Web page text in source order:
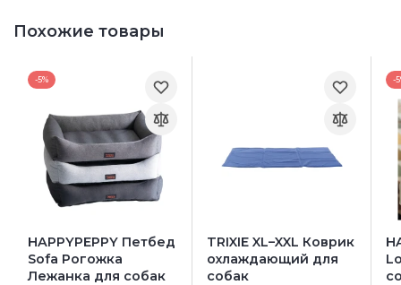
Похожие товары
-5%
HAPPYPEPPY Петбед
Sofa Рогожка
Лежанка для собак
TRIXIE XL–XXL Коврик
охлаждающий для
собак
-